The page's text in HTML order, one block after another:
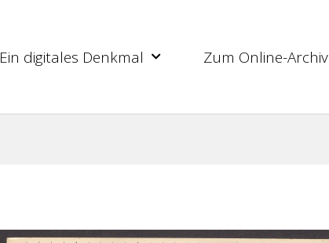
Ein digitales Denkmal Zum Online-Archiv